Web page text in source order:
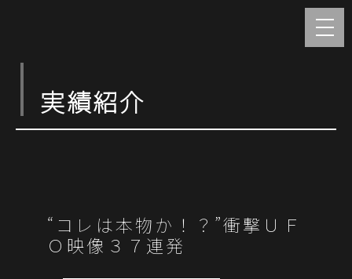
実績紹介
“コレは本物か！？”衝撃ＵＦ
Ｏ映像３７連発